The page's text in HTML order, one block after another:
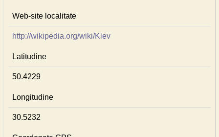
Web-site localitate
http://wikipedia.org/wiki/Kiev
Latitudine
50.4229
Longitudine
30.5232